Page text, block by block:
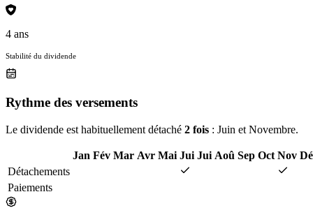
4 ans
Stabilité du dividende
Rythme des versements
Le dividende est habituellement détaché 2 fois : Juin et Novembre.
Jan Fév Mar Avr Mai Jui Jui Aoû Sep Oct Nov
Détachements
Paiements